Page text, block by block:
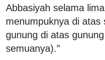
Abbasiyah selama
menumpuknya di atas
gunung di atas
semuanya).”